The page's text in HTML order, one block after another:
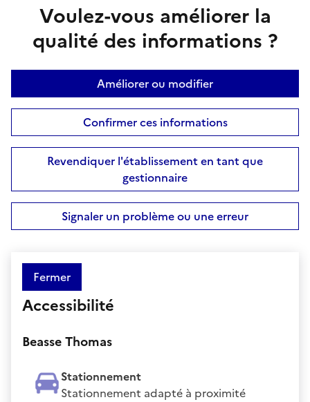
Voulez-vous améliorer la
qualité des informations ?
Améliorer ou modifier
Confirmer ces informations
Revendiquer l'établissement en tant que
gestionnaire
Signaler un problème ou une erreur
Fermer
Accessibilité
Beasse Thomas
Stationnement
Stationnement adapté à proximité